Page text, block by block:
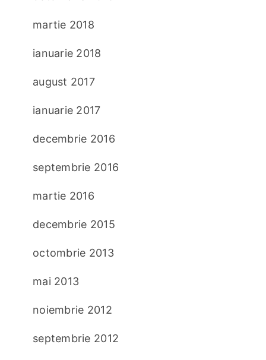
martie 2018
ianuarie 2018
august 2017
ianuarie 2017
decembrie 2016
septembrie 2016
martie 2016
decembrie 2015
octombrie 2013
mai 2013
noiembrie 2012
septembrie 2012